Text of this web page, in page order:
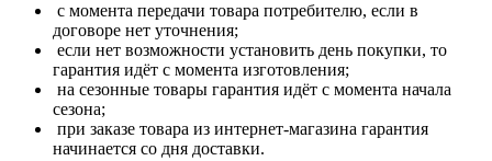
с момента передачи товара потребителю, если в
договоре нет уточнения;
если нет возможности установить день покупки, то
гарантия идёт с момента изготовления;
на сезонные товары гарантия идёт с момента начала
сезона;
при заказе товара из интернет-магазина гарантия
начинается со дня доставки.